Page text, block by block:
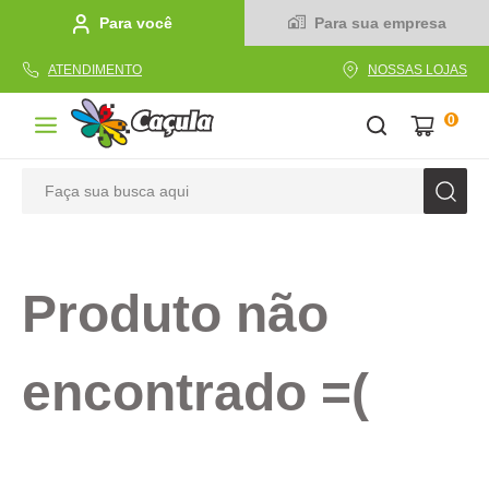
Para você Para sua empresa
ATENDIMENTO NOSSAS LOJAS
0
Produto não
encontrado =(
2º linha
4º tecido